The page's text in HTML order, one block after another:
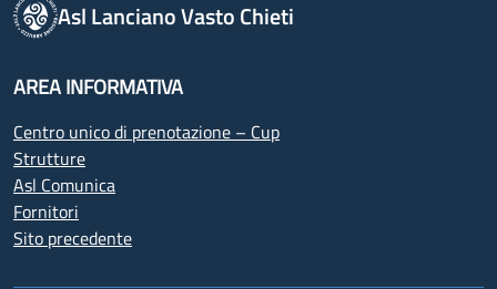
Asl Lanciano Vasto Chieti
AREA INFORMATIVA
Centro unico di prenotazione – Cup
Strutture
Asl Comunica
Fornitori
Sito precedente